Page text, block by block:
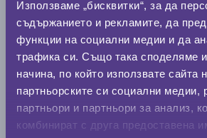
Използваме „бисквитки“, за да
съдържанието и рекламите, да
функции на социални медии и да
трафика си. Също така споделяме
начина, по който използвате сайта
партньорските си социални медии,
партньори и партньори за анализ,
комбинират с друга предоставена
Нов размер